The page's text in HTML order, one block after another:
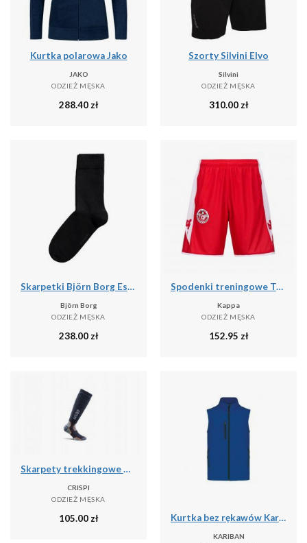
Kurtka polarowa Jako
JAKO
ODZIEŻ MĘSKA
288.40 zł
Szorty Silvini Elvo
Silvini
ODZIEŻ MĘSKA
310.00 zł
Skarpetki Björn Borg Essential (x10)
Björn Borg
ODZIEŻ MĘSKA
238.00 zł
Spodenki treningowe Tunisie Ahora Pro 7 2024
Kappa
ODZIEŻ MĘSKA
152.95 zł
Skarpety trekkingowe Crispi Calza Pro
CRISPI
ODZIEŻ MĘSKA
105.00 zł Kurtka bez rękawów Kariban
KARIBAN